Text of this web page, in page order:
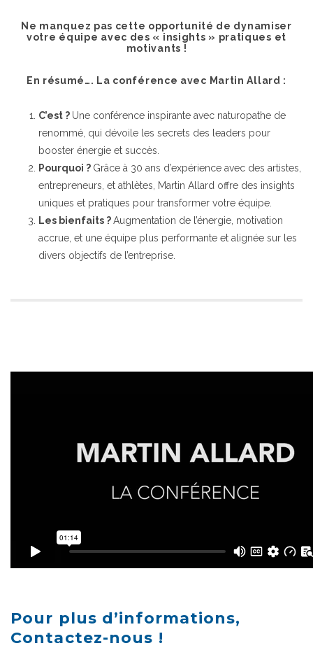
Ne manquez pas cette opportunité de dynamiser
votre équipe avec des « insights » pratiques et
motivants !
En résumé…. La conférence avec Martin Allard :
C’est ? Une conférence inspirante avec naturopathe de
renommé, qui dévoile les secrets des leaders pour
booster énergie et succès.
Pourquoi ? Grâce à 30 ans d’expérience avec des artistes,
entrepreneurs, et athlètes, Martin Allard offre des insights
uniques et pratiques pour transformer votre équipe.
Les bienfaits ?Augmentation de l’énergie, motivation
accrue, et une équipe plus performante et alignée sur les
divers objectifs de l’entreprise.
Pour plus d’informations,
Contactez-nous !